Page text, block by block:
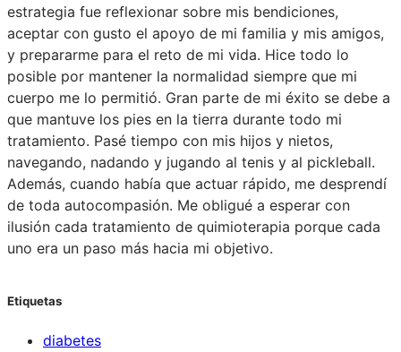
estrategia fue reflexionar sobre mis bendiciones,
aceptar con gusto el apoyo de mi familia y mis amigos,
y prepararme para el reto de mi vida. Hice todo lo
posible por mantener la normalidad siempre que mi
cuerpo me lo permitió. Gran parte de mi éxito se debe a
que mantuve los pies en la tierra durante todo mi
tratamiento. Pasé tiempo con mis hijos y nietos,
navegando, nadando y jugando al tenis y al pickleball.
Además, cuando había que actuar rápido, me desprendí
de toda autocompasión. Me obligué a esperar con
ilusión cada tratamiento de quimioterapia porque cada
uno era un paso más hacia mi objetivo.
Etiquetas
diabetes